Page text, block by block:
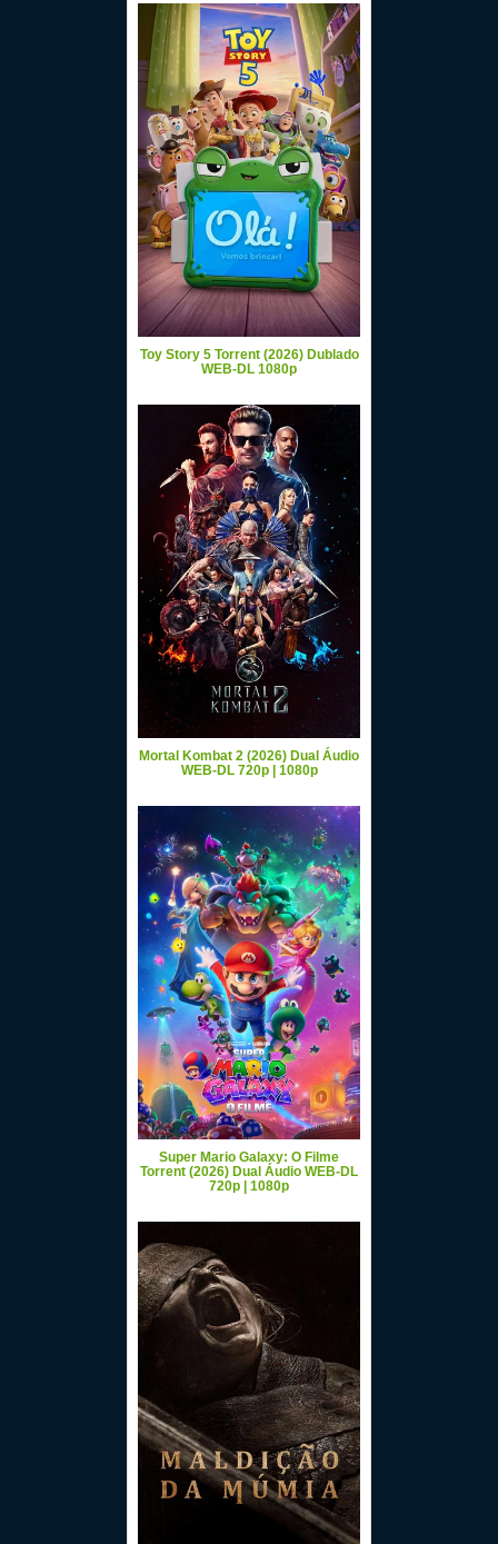
Toy Story 5 Torrent (2026) Dublado
WEB-DL 1080p
Mortal Kombat 2 (2026) Dual Áudio
WEB-DL 720p | 1080p
Super Mario Galaxy: O Filme
Torrent (2026) Dual Áudio WEB-DL
720p | 1080p